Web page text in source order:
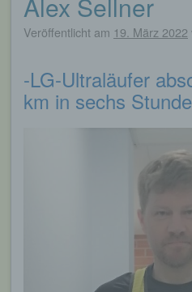
Veröffentlicht am 19. März 2022
-LG-Ultraläufer
km in sechs